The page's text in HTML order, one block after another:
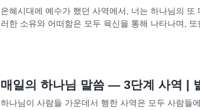
은혜시대에 예수가 했던 사역에서, 너는 하나님의
러한 소유와 어떠함은 모두 육신을 통해 나타나며,
매일의 하나님 말씀 ― 3단계 사역 |
하나님이 사람들 가운데서 행한 사역은 모두 사람들